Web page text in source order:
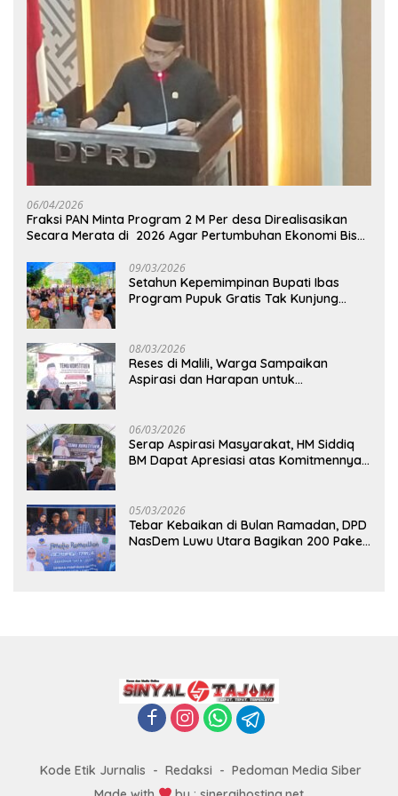
06/04/2026
Fraksi PAN Minta Program 2 M Per desa Direalisasikan
Secara Merata di 2026 Agar Pertumbuhan Ekonomi Bisa
09/03/2026
Setahun Kepemimpinan Bupati Ibas
Program Pupuk Gratis Tak Kunjung
08/03/2026
Reses di Malili, Warga Sampaikan
Aspirasi dan Harapan untuk
06/03/2026
Serap Aspirasi Masyarakat, HM Siddiq
BM Dapat Apresiasi atas Komitmennya
05/03/2026
Tebar Kebaikan di Bulan Ramadan, DPD
NasDem Luwu Utara Bagikan 200 Paket
Kode Etik Jurnalis Redaksi
Pedoman Media Siber